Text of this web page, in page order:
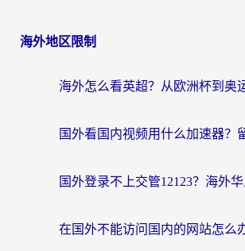
海外地区限制